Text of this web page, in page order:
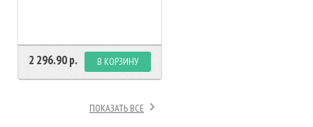
2 296.90 р. В КОРЗИНУ
ПОКАЗАТЬ ВСЕ